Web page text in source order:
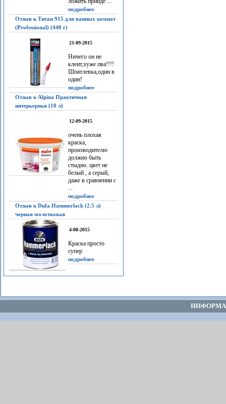
подробнее
Отзыв к Титан 915 для ванных комнат
(Professional) (440 г)
21-09-2015
Ничего он не
клеит,хуже пва!!!!
Шпатлевка,один в
один!
подробнее
Отзыв к Alpina Практичная
интерьерная (10 л)
12-09-2015
очень плохая
краска,
производителю
должно быть
стыдно. цвет не
белый , а серый,
даже в сравнении с
...
подробнее
Отзыв к Dufa Hammerlack (2.5 л)
черная молотковая
4-08-2015
Краска просто
супер
подробнее